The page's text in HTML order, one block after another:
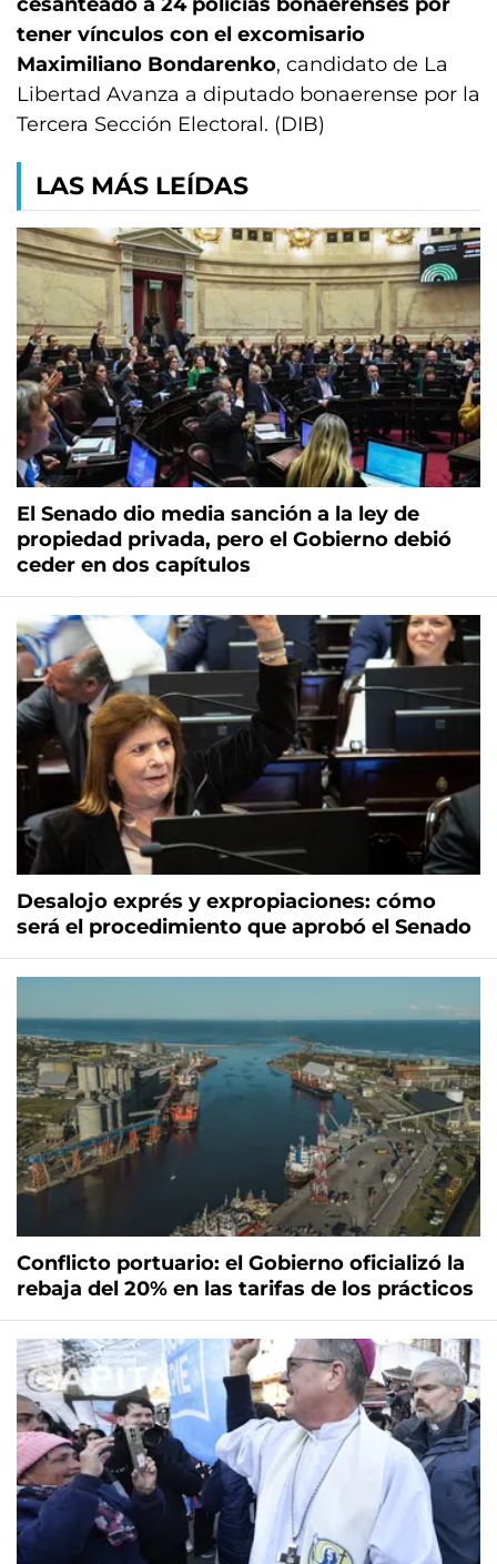
tener vínculos con el excomisario
Maximiliano Bondarenko, candidato de La
Libertad Avanza a diputado bonaerense por la
Tercera Sección Electoral. (DIB)
LAS MÁS LEÍDAS
El Senado dio media sanción a la ley de
propiedad privada, pero el Gobierno debió
ceder en dos capítulos
Desalojo exprés y expropiaciones: cómo
será el procedimiento que aprobó el Senado
Conflicto portuario: el Gobierno oficializó la
rebaja del 20% en las tarifas de los prácticos